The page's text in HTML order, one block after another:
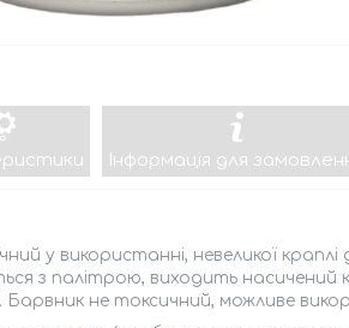
Інформація для
у використанні, невеликої
з палітрою, виходить насичений
Барвник не токсичний, можливе